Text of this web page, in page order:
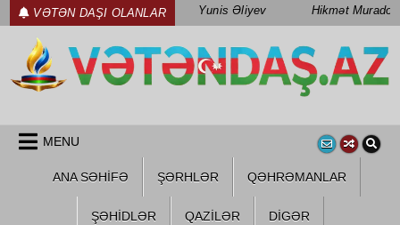
Skip
to
content
VƏTƏN DAŞI OLANLAR Yunis Əliyev Hikmət Muradov
MENU
ANA SƏHİFƏ ŞƏRHLƏR QƏHRƏMANLAR
ŞƏHIDLƏR QAZILƏR DIGƏR